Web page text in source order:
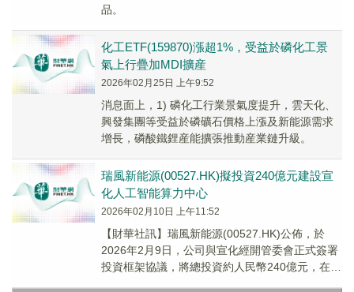
品。
化工ETF(159870)漲超1%，受益於磷化工景
氣上行疊加MDI擴産
2026年02月25日 上午9:52
消息面上，1) 磷化工行業景氣度提升，雲天化、
興發集團等受益於磷礦石價格上漲及新能源需求
增長，磷酸鐵鋰産能擴張推動産業鏈升級。
瑞風新能源(00527.HK)擬投資240億元建設宣
化人工智能算力中心
2026年02月10日 上午11:52
【財華社訊】瑞風新能源(00527.HK)公佈，於
2026年2月9日，公司與宣化經開管委會正式簽署
投資框架協議，將總投資約人民幣240億元，在宣